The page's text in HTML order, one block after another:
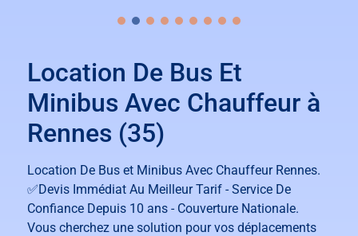
Location De Bus Et
Minibus Avec Chauffeur à
Rennes (35)
Location De Bus et Minibus Avec Chauffeur Rennes.
✅Devis Immédiat Au Meilleur Tarif - Service De
Confiance Depuis 10 ans - Couverture Nationale.
Vous cherchez une solution pour vos déplacements